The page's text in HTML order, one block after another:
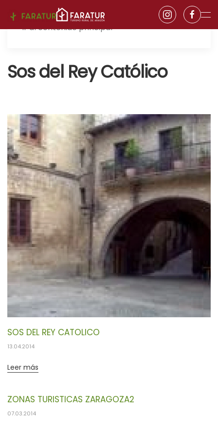
Ir al contenido principal
Sos del Rey Católico
SOS DEL REY CATOLICO
13.04.2014
Leer más
ZONAS TURISTICAS ZARAGOZA2
07.03.2014